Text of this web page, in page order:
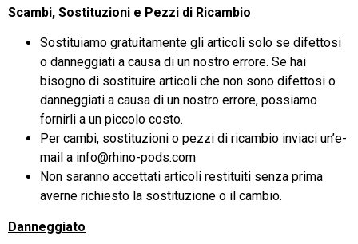
Scambi, Sostituzioni e Pezzi di Ricambio
Sostituiamo gratuitamente gli articoli solo se difettosi
o danneggiati a causa di un nostro errore. Se hai
bisogno di sostituire articoli che non sono difettosi o
danneggiati a causa di un nostro errore, possiamo
fornirli a un piccolo costo.
Per cambi, sostituzioni o pezzi di ricambio inviaci un’e-
mail a info@rhino-pods.com
Non saranno accettati articoli restituiti senza prima
averne richiesto la sostituzione o il cambio.
Danneggiato